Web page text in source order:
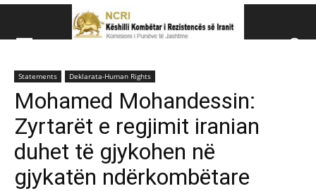
Këshillit Kombëtar të Rezistencës së Iranit (NCRI)
Statements Deklarata-Human Rights
Mohamed Mohandessin:
Zyrtarët e regjimit iranian
duhet të gjykohen në
gjykatën ndërkombëtare